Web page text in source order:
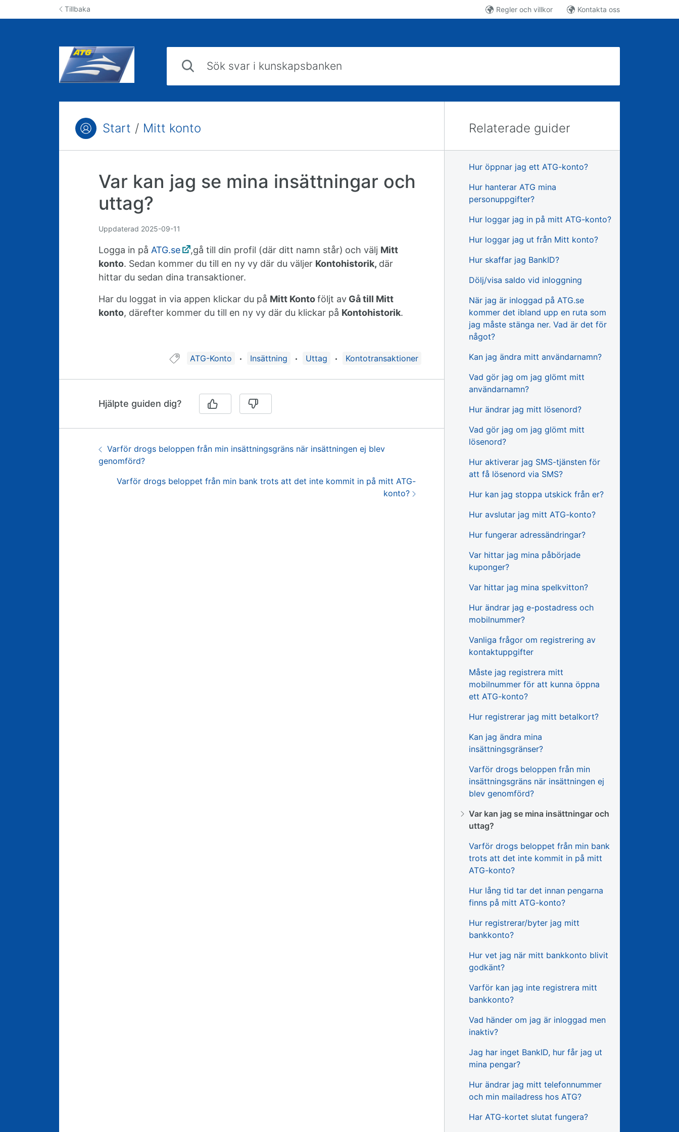
Hoppa till innehållTillbaka Regler och villkor Kontakta oss
Du är här:Start / Mitt konto
Var kan jag se mina insättningar och
uttag?
Uppdaterad 2025-09-11
Logga in på ATG.se ,gå till din profil (där ditt namn står) och välj Mitt
konto. Sedan kommer du till en ny vy där du väljer Kontohistorik, där
hittar du sedan dina transaktioner.
Har du loggat in via appen klickar du på Mitt Kontoföljt av Gå till Mitt
konto, därefter kommer du till en ny vy där du klickar på Kontohistorik.
Guide taggad med:
ATG-Konto Insättning Uttag Kontotransaktioner
Hjälpte guiden dig?
Guidenavigering
Föregående:
Varför drogs beloppen från min insättningsgräns när insättningen ej blev
genomförd?
Nästa:
Varför drogs beloppet från min bank trots att det inte kommit in på mitt ATG-
konto?
Relaterade guider
Hur öppnar jag ett ATG-konto?
Hur hanterar ATG mina
personuppgifter?
Hur loggar jag in på mitt ATG-konto?
Hur loggar jag ut från Mitt konto?
Hur skaffar jag BankID?
Dölj/visa saldo vid inloggning
När jag är inloggad på ATG.se
kommer det ibland upp en ruta som
jag måste stänga ner. Vad är det för
något?
Kan jag ändra mitt användarnamn?
Vad gör jag om jag glömt mitt
användarnamn?
Hur ändrar jag mitt lösenord?
Vad gör jag om jag glömt mitt
lösenord?
Hur aktiverar jag SMS-tjänsten för
att få lösenord via SMS?
Hur kan jag stoppa utskick från er?
Hur avslutar jag mitt ATG-konto?
Hur fungerar adressändringar?
Var hittar jag mina påbörjade
kuponger?
Var hittar jag mina spelkvitton?
Hur ändrar jag e-postadress och
mobilnummer?
Vanliga frågor om registrering av
kontaktuppgifter
Måste jag registrera mitt
mobilnummer för att kunna öppna
ett ATG-konto?
Hur registrerar jag mitt betalkort?
Kan jag ändra mina
insättningsgränser?
Varför drogs beloppen från min
insättningsgräns när insättningen ej
blev genomförd?
Var kan jag se mina insättningar och
uttag?
Varför drogs beloppet från min bank
trots att det inte kommit in på mitt
ATG-konto?
Hur lång tid tar det innan pengarna
finns på mitt ATG-konto?
Hur registrerar/byter jag mitt
bankkonto?
Hur vet jag när mitt bankkonto blivit
godkänt?
Varför kan jag inte registrera mitt
bankkonto?
Vad händer om jag är inloggad men
inaktiv?
Jag har inget BankID, hur får jag ut
mina pengar?
Hur ändrar jag mitt telefonnummer
och min mailadress hos ATG?
Har ATG-kortet slutat fungera?